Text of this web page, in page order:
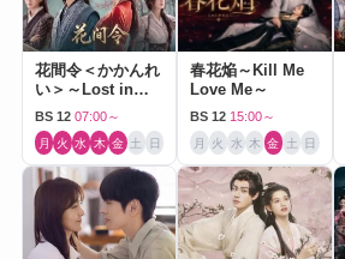
花間令＜かかんれ
い＞～Lost in
Love～
BS 12 07:00～
月 火 水 木 金 土 日
春花焔～Kill Me
Love Me～
BS 12 15:00～
月 火 水 木 金 土 日